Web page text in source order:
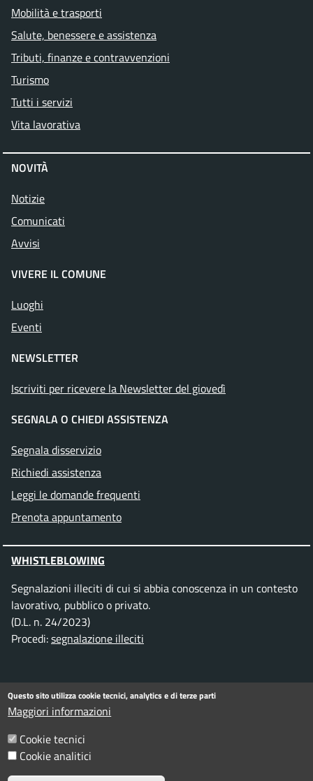
Mobilità e trasporti
Salute, benessere e assistenza
Tributi, finanze e contravvenzioni
Turismo
Tutti i servizi
Vita lavorativa
NOVITÀ
Notizie
Comunicati
Avvisi
VIVERE IL COMUNE
Luoghi
Eventi
NEWSLETTER
Iscriviti per ricevere la Newsletter del giovedì
SEGNALA O CHIEDI ASSISTENZA
Segnala disservizio
Richiedi assistenza
Leggi le domande frequenti
Prenota appuntamento
WHISTLEBLOWING
Segnalazioni illeciti di cui si abbia conoscenza in un contesto
lavorativo, pubblico o privato.
(D.L. n. 24/2023)
Procedi:segnalazione illeciti
SEGUICI SU
Facebook
Instagram
Telegram
TwitterWhatsApp
YouTube
Questo sito utilizza cookie tecnici, analytics e di terze parti
Maggiori informazioni
Cookie tecnici
Cookie analitici